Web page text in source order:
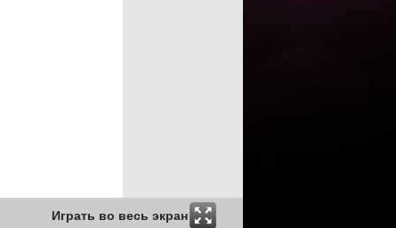
Играть во весь экран